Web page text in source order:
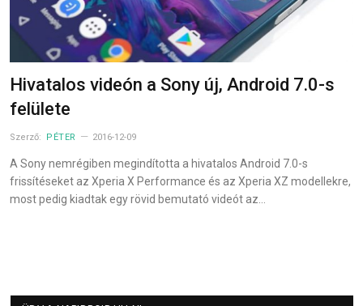
Hivatalos videón a Sony új, Android 7.0-s
felülete
Szerző: PÉTER 2016-12-09
A Sony nemrégiben megindította a hivatalos Android 7.0-s
frissítéseket az Xperia X Performance és az Xperia XZ modellekre,
most pedig kiadtak egy rövid bemutató videót az…